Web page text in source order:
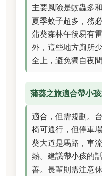
主要風險是蚊蟲多
夏季蚊子超多，務
蒲葵森林午後易有
外，這些地方廁所
全上，避免獨自夜
蒲葵之旅適合帶小
適合，但需規劃。
椅可通行，但停車
葵大道是馬路，車
熱。建議帶小孩的
善。長輩則需注意